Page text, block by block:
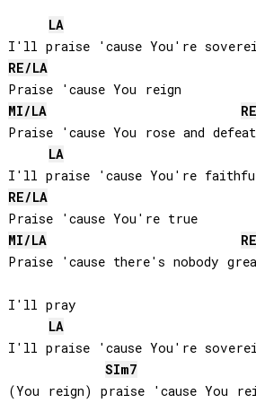
LA
RE/LA
MI/LA RE
Praise 'cause You rose and
LA
RE/LA
Praise 'cause You're true
MI/LA RE
Praise 'cause there's nobody
I'll pray
LA
I'll praise 'cause You're
SIm7